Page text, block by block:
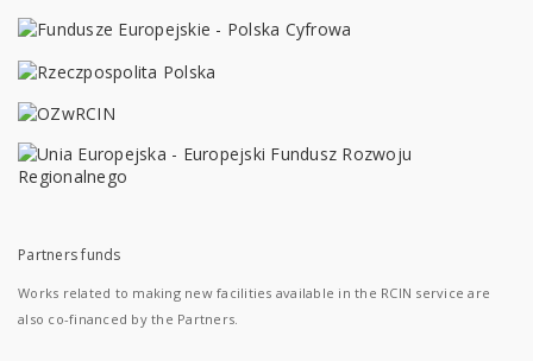
Partners funds
Works related to making new facilities available in the RCIN service are
also co-financed by the Partners.